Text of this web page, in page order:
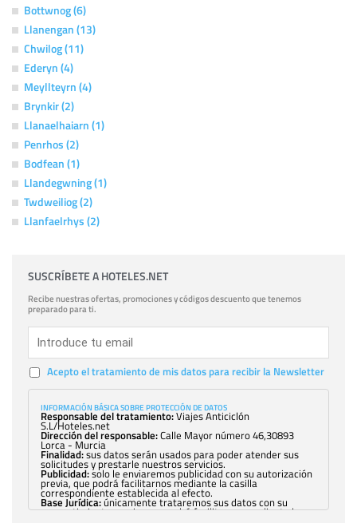
Bottwnog (6)
Llanengan (13)
Chwilog (11)
Ederyn (4)
Meyllteyrn (4)
Brynkir (2)
Llanaelhaiarn (1)
Penrhos (2)
Bodfean (1)
Llandegwning (1)
Twdweiliog (2)
Llanfaelrhys (2)
SUSCRÍBETE A HOTELES.NET
Recibe nuestras ofertas, promociones y códigos descuento que tenemos
preparado para ti.
Acepto el tratamiento de mis datos para recibir la Newsletter
INFORMACIÓN BÁSICA SOBRE PROTECCIÓN DE DATOS
Responsable del tratamiento:Viajes Anticiclón
S.L/Hoteles.net
Dirección del responsable:Calle Mayor número 46,30893
Lorca - Murcia
Finalidad:sus datos serán usados para poder atender sus
solicitudes y prestarle nuestros servicios.
Publicidad:solo le enviaremos publicidad con su autorización
previa, que podrá facilitarnos mediante la casilla
correspondiente establecida al efecto.
Base Jurídica:únicamente trataremos sus datos con su
consentimiento previo, que podrá facilitarnos mediante la